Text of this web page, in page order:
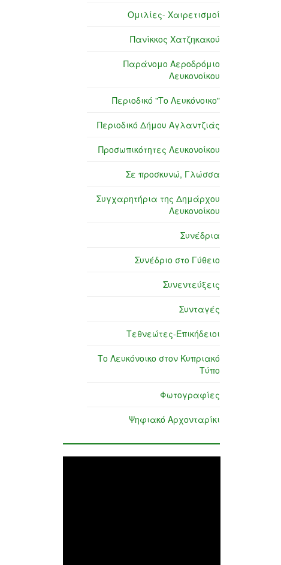
Ομιλίες- Χαιρετισμοί
Πανίκκος Χατζηκακού
Παράνομο Αεροδρόμιο
Λευκονοίκου
Περιοδικό "Το Λευκόνοικο"
Περιοδικό Δήμου Αγλαντζιάς
Προσωπικότητες Λευκονοίκου
Σε προσκυνώ, Γλώσσα
Συγχαρητήρια της Δημάρχου
Λευκονοίκου
Συνέδρια
Συνέδριο στο Γύθειο
Συνεντεύξεις
Συνταγές
Τεθνεώτες-Επικήδειοι
Το Λευκόνοικο στον Κυπριακό
Τύπο
Φωτογραφίες
Ψηφιακό Αρχονταρίκι